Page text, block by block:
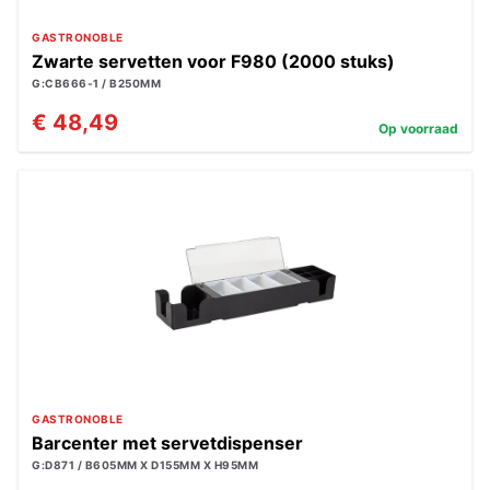
GASTRONOBLE
Zwarte servetten voor F980 (2000 stuks)
G:CB666-1 / B250MM
€ 48,49 Op voorraad
GASTRONOBLE
Barcenter met servetdispenser
G:D871 / B605MM X D155MM X H95MM